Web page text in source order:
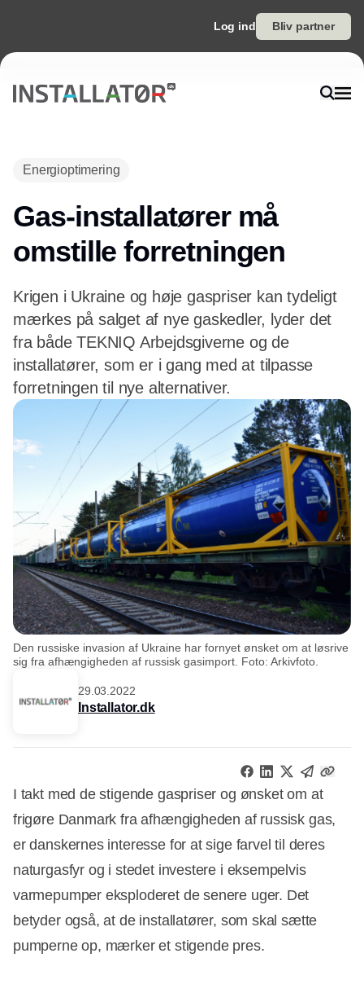
Log ind Bliv partner
Energioptimering
Gas-installatører må
omstille forretningen
Krigen i Ukraine og høje gaspriser kan tydeligt
mærkes på salget af nye gaskedler, lyder det
fra både TEKNIQ Arbejdsgiverne og de
installatører, som er i gang med at tilpasse
forretningen til nye alternativer.
Den russiske invasion af Ukraine har fornyet ønsket om at løsrive
sig fra afhængigheden af russisk gasimport. Foto: Arkivfoto.
29.03.2022
Installator.dk
I takt med de stigende gaspriser og ønsket om at
frigøre Danmark fra afhængigheden af russisk gas,
er danskernes interesse for at sige farvel til deres
naturgasfyr og i stedet investere i eksempelvis
varmepumper eksploderet de senere uger. Det
betyder også, at de installatører, som skal sætte
pumperne op, mærker et stigende pres.